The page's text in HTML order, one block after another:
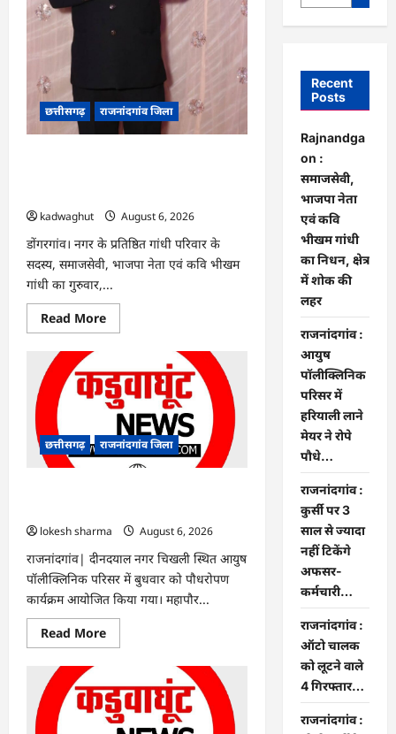
छत्तीसगढ़ राजनांदगांव जिला
kadwaghut
August 6, 2026
डोंगरगांव। नगर के प्रतिष्ठित गांधी परिवार के
सदस्य, समाजसेवी, भाजपा नेता एवं कवि भीखम
गांधी का गुरुवार,...
Read MoreRead
more
Rajnandgaon
समाजसेवी,
भाजपा
नेता
एवं
कवि
भीखम
गांधी
की
लहर
छत्तीसगढ़ राजनांदगांव जिला
lokesh sharma
August 6, 2026
राजनांदगांव| दीनदयाल नगर चिखली स्थित आयुष
पॉलीक्लिनिक परिसर में बुधवार को पौधरोपण
कार्यक्रम आयोजित किया गया। महापौर...
Read MoreRead
more
:
आयुष
पॉलीक्लिनिक
परिसर
Recent
Posts
Rajnandga
on :
समाजसेवी,
भाजपा नेता
एवं कवि
भीखम गांधी
का निधन, क्षेत्र
में शोक की
लहर
राजनांदगांव :
आयुष
पॉलीक्लिनिक
परिसर में
हरियाली लाने
मेयर ने रोपे
पौधे…
राजनांदगांव :
कुर्सी पर 3
साल से ज्यादा
नहीं टिकेंगे
अफसर-
कर्मचारी…
राजनांदगांव :
ऑटो चालक
को लूटने वाले
4 गिरफ्तार…
राजनांदगांव :